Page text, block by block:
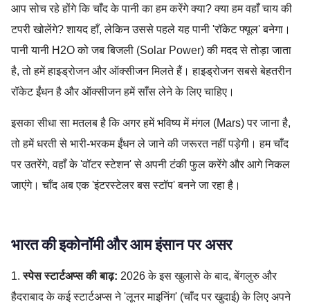
आप सोच रहे होंगे कि चाँद के पानी का हम करेंगे क्या? क्या हम वहाँ चाय की
टपरी खोलेंगे? शायद हाँ, लेकिन उससे पहले यह पानी 'रॉकेट फ्यूल' बनेगा।
पानी यानी H2O को जब बिजली (Solar Power) की मदद से तोड़ा जाता
है, तो हमें हाइड्रोजन और ऑक्सीजन मिलते हैं। हाइड्रोजन सबसे बेहतरीन
रॉकेट ईंधन है और ऑक्सीजन हमें साँस लेने के लिए चाहिए।
इसका सीधा सा मतलब है कि अगर हमें भविष्य में मंगल (Mars) पर जाना है,
तो हमें धरती से भारी-भरकम ईंधन ले जाने की जरूरत नहीं पड़ेगी। हम चाँद
पर उतरेंगे, वहाँ के 'वॉटर स्टेशन' से अपनी टंकी फुल करेंगे और आगे निकल
जाएंगे। चाँद अब एक 'इंटरस्टेलर बस स्टॉप' बनने जा रहा है।
भारत की इकोनॉमी और आम इंसान पर असर
1.स्पेस स्टार्टअप्स की बाढ़: 2026 के इस खुलासे के बाद, बेंगलुरु और
हैदराबाद के कई स्टार्टअप्स ने 'लूनर माइनिंग' (चाँद पर खुदाई) के लिए अपने